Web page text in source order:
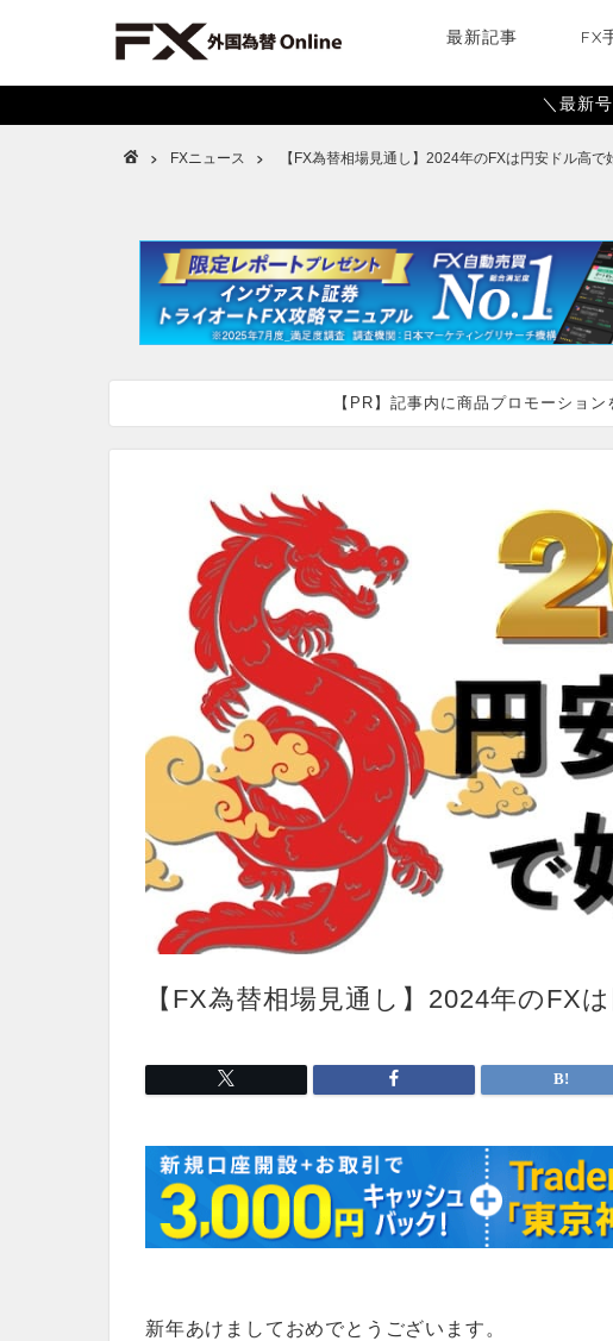
最新記事 FX
＼最新
FXニュース 【FX為替相場見通し】2024年のFXは円安ドル高で
【PR】記事内に商品プロモーション
【FX為替相場見通し】2024年のFX
新年あけましておめでとうございます。